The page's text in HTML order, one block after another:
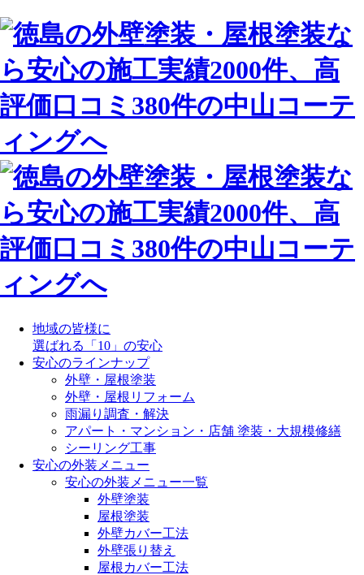
地域の皆様に
選ばれる「10」の安心
安心のラインナップ
外壁・屋根塗装
外壁・屋根リフォーム
雨漏り調査・解決
アパート・マンション・店舗 塗装・大規模修繕
シーリング工事
安心の外装メニュー
安心の外装メニュー一覧
外壁塗装
屋根塗装
外壁カバー工法
外壁張り替え
屋根カバー工法